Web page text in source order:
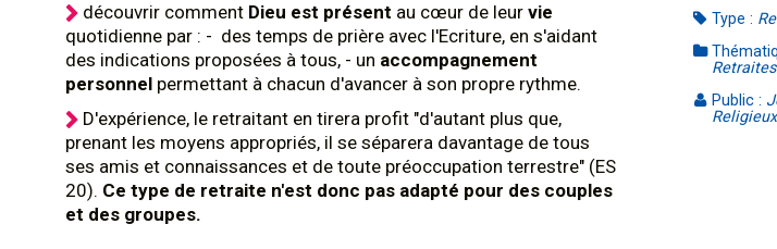
découvrir comment Dieu est présent au cœur de leur vie
quotidienne par : - des temps de prière avec l'Ecriture, en s'aidant
des indications proposées à tous, - un accompagnement
personnel permettant à chacun d'avancer à son propre rythme.
D'expérience, le retraitant en tirera profit "d'autant plus que,
prenant les moyens appropriés, il se séparera davantage de tous
ses amis et connaissances et de toute préoccupation terrestre" (ES
20). Ce type de retraite n'est donc pas adapté pour des couples
et des groupes.
Type :
Public :